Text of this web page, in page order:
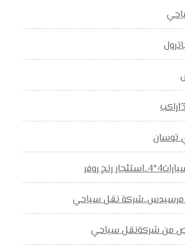
توسان
رنج روفر
مرسيدس..شركة نقل سياحي
من شركةنقل سياحي